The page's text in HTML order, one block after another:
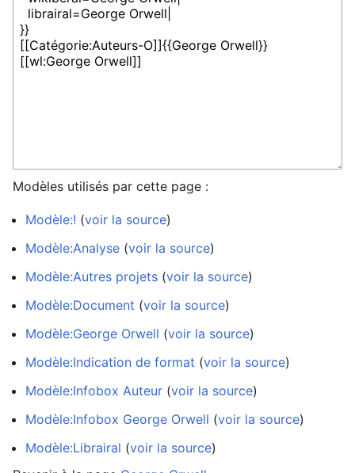
Modèles utilisés par cette page :
Modèle:! (voir la source)
Modèle:Analyse (voir la source)
Modèle:Autres projets (voir la source)
Modèle:Document (voir la source)
Modèle:George Orwell (voir la source)
Modèle:Indication de format (voir la source)
Modèle:Infobox Auteur (voir la source)
Modèle:Infobox George Orwell (voir la source)
Modèle:Librairal (voir la source)